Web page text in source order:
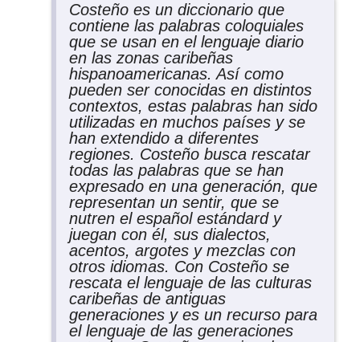
Costeño es un diccionario que
contiene las palabras coloquiales
que se usan en el lenguaje diario
en las zonas caribeñas
hispanoamericanas. Así como
pueden ser conocidas en distintos
contextos, estas palabras han sido
utilizadas en muchos países y se
han extendido a diferentes
regiones. Costeño busca rescatar
todas las palabras que se han
expresado en una generación, que
representan un sentir, que se
nutren el español estándard y
juegan con él, sus dialectos,
acentos, argotes y mezclas con
otros idiomas. Con Costeño se
rescata el lenguaje de las culturas
caribeñas de antiguas
generaciones y es un recurso para
el lenguaje de las generaciones